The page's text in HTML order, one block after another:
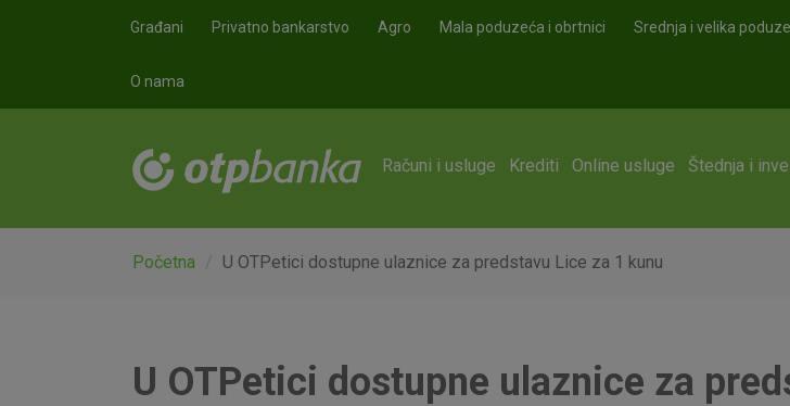
Građani Privatno bankarstvo Agro Mala poduzeća i obrtnici Srednja i velika
O nama
Računi i usluge Krediti Online usluge Štednja i
Početna U OTPetici dostupne ulaznice za predstavu Lice za 1 kunu
U OTPetici dostupne ulaznice za